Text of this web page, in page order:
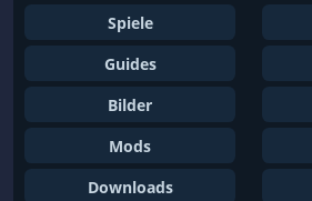
Spiele
Guides
Bilder
Mods
Downloads